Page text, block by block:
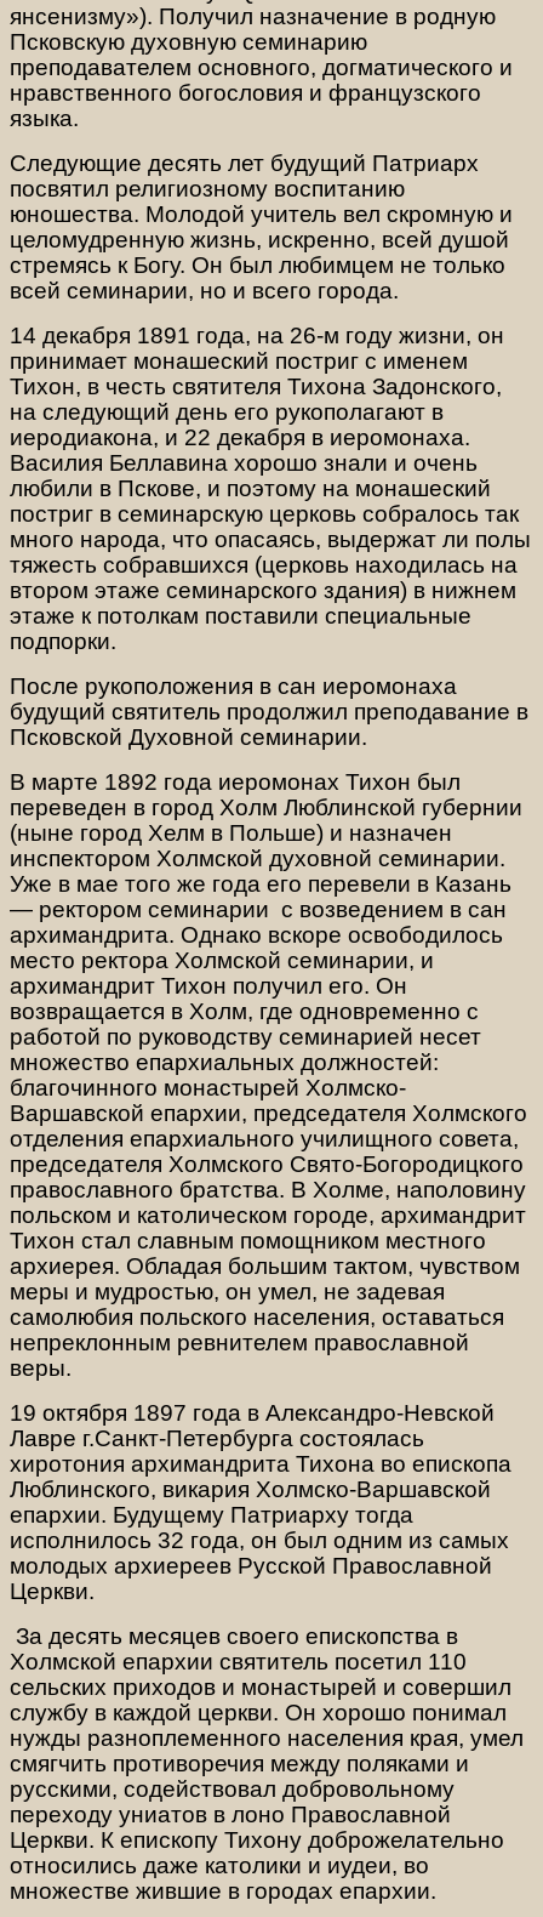
янсенизму»). Получил назначение в родную
Псковскую духовную семинарию
преподавателем основного, догматического и
нравственного богословия и французского
языка.
Следующие десять лет будущий Патриарх
посвятил религиозному воспитанию
юношества. Молодой учитель вел скромную и
целомудренную жизнь, искренно, всей душой
стремясь к Богу. Он был любимцем не только
всей семинарии, но и всего города.
14 декабря 1891 года, на 26-м году жизни, он
принимает монашеский постриг с именем
Тихон, в честь святителя Тихона Задонского,
на следующий день его рукополагают в
иеродиакона, и 22 декабря в иеромонаха.
Василия Беллавина хорошо знали и очень
любили в Пскове, и поэтому на монашеский
постриг в семинарскую церковь собралось так
много народа, что опасаясь, выдержат ли полы
тяжесть собравшихся (церковь находилась на
втором этаже семинарского здания) в нижнем
этаже к потолкам поставили специальные
подпорки.
После рукоположения в сан иеромонаха
будущий святитель продолжил преподавание в
Псковской Духовной семинарии.
В марте 1892 года иеромонах Тихон был
переведен в город Холм Люблинской губернии
(ныне город Хелм в Польше) и назначен
инспектором Холмской духовной семинарии.
Уже в мае того же года его перевели в Казань
— ректором семинарии с возведением в сан
архимандрита. Однако вскоре освободилось
место ректора Холмской семинарии, и
архимандрит Тихон получил его. Он
возвращается в Холм, где одновременно с
работой по руководству семинарией несет
множество епархиальных должностей:
благочинного монастырей Холмско-
Варшавской епархии, председателя Холмского
отделения епархиального училищного совета,
председателя Холмского Свято-Богородицкого
православного братства. В Холме, наполовину
польском и католическом городе, архимандрит
Тихон стал славным помощником местного
архиерея. Обладая большим тактом, чувством
меры и мудростью, он умел, не задевая
самолюбия польского населения, оставаться
непреклонным ревнителем православной
веры.
19 октября 1897 года в Александро-Невской
Лавре г.Санкт-Петербурга состоялась
хиротония архимандрита Тихона во епископа
Люблинского, викария Холмско-Варшавской
епархии. Будущему Патриарху тогда
исполнилось 32 года, он был одним из самых
молодых архиереев Русской Православной
Церкви.
За десять месяцев своего епископства в
Холмской епархии святитель посетил 110
сельских приходов и монастырей и совершил
службу в каждой церкви. Он хорошо понимал
нужды разноплеменного населения края, умел
смягчить противоречия между поляками и
русскими, содействовал добровольному
переходу униатов в лоно Православной
Церкви. К епископу Тихону доброжелательно
относились даже католики и иудеи, во
множестве жившие в городах епархии.